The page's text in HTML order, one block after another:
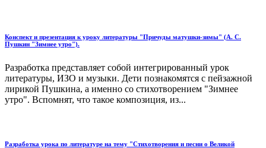
Конспект и презентация к уроку литературы "Причуды матушки-зимы" (А. С.
Пушкин "Зимнее утро").
Разработка представляет собой интегрированный урок
литературы, ИЗО и музыки. Дети познакомятся с пейзажной
лирикой Пушкина, а именно со стихотворением "Зимнее
утро". Вспомнят, что такое композиция, из...
Разработка урока по литературе на тему "Стихотворения и песни о Великой